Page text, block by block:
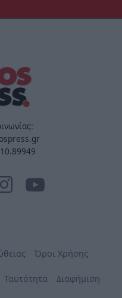
Όροι Χρήσης
Ταυτότητα Διαφήμιση